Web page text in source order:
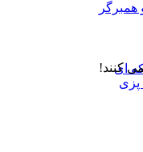
ای
کنند!
پزی